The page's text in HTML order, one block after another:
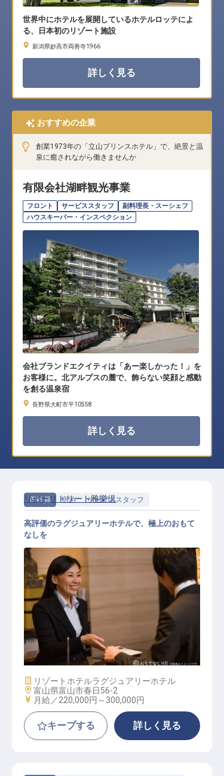
世界中にホテルを展開しているホテルロッテによ
る、日本初のリゾート施設
新潟県妙高市両善寺1966
詳しく見る
おすすめの企業
創業1973年の「立山プリンスホテル」で、絶景と温
泉に癒されながら働きませんか
有限会社湖畔観光事業
フロント サービススタッフ
副料理長・スーシェフ
ハウスキーパー・インスペクション
会社ブランドエクイティは「あー楽しかった！」を
お客様に。北アルプスの麓で、飾らない笑顔と感動
を創る温泉宿
長野県大町市平10558
詳しく見る
正社員 宿泊 サービススタッフ
レストラン・フロントサービス業務
全般
リバーリトリート雅樂倶
高評価のラグジュアリーホテルで、極上のおもて
なしを
施設業態
リゾートホテルラグジュアリーホテル
勤務地
富山県富山市春日56-2
給与
月給／220,000円～ 300,000円
キープする 詳しく見る